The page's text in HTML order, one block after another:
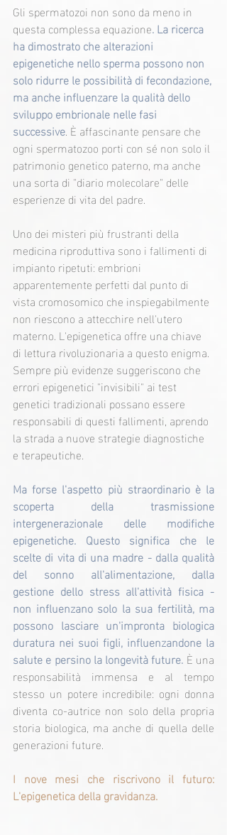
Gli spermatozoi non sono da meno in
questa complessa equazione. La ricerca
ha dimostrato che alterazioni
epigenetiche nello sperma possono non
solo ridurre le possibilità di fecondazione,
ma anche influenzare la qualità dello
sviluppo embrionale nelle fasi
successive. È affascinante pensare che
ogni spermatozoo porti con sé non solo il
patrimonio genetico paterno, ma anche
una sorta di "diario molecolare" delle
esperienze di vita del padre.
Uno dei misteri più frustranti della
medicina riproduttiva sono i fallimenti di
impianto ripetuti: embrioni
apparentemente perfetti dal punto di
vista cromosomico che inspiegabilmente
non riescono a attecchire nell'utero
materno. L'epigenetica offre una chiave
di lettura rivoluzionaria a questo enigma.
Sempre più evidenze suggeriscono che
errori epigenetici "invisibili" ai test
genetici tradizionali possano essere
responsabili di questi fallimenti, aprendo
la strada a nuove strategie diagnostiche
e terapeutiche.
Ma forse l'aspetto più straordinario è la
scoperta della trasmissione
intergenerazionale delle modifiche
epigenetiche. Questo significa che le
scelte di vita di una madre - dalla qualità
del sonno all'alimentazione, dalla
gestione dello stress all'attività fisica -
non influenzano solo la sua fertilità, ma
possono lasciare un'impronta biologica
duratura nei suoi figli, influenzandone la
salute e persino la longevità future. È una
responsabilità immensa e al tempo
stesso un potere incredibile: ogni donna
diventa co-autrice non solo della propria
storia biologica, ma anche di quella delle
generazioni future.
I nove mesi che riscrivono il futuro:
L'epigenetica della gravidanza.